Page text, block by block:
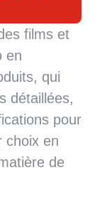
films et
en
qui
détaillées,
pour
choix en
de